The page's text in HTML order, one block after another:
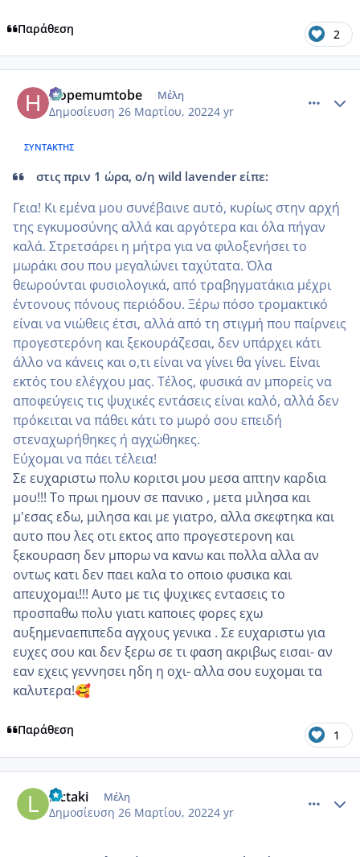
Παράθεση 2
Hopemumtobe Μέλη
Δημοσίευση 26 Μαρτίου, 20224 yr
ΣΥΝΤΆΚΤΗΣ
στις πριν 1 ώρα, ο/η wild lavender είπε:
Γεια! Κι εμένα μου συνέβαινε αυτό, κυρίως στην αρχή
της εγκυμοσύνης αλλά και αργότερα και όλα πήγαν
καλά. Στρετσάρει η μήτρα για να φιλοξενήσει το
μωράκι σου που μεγαλώνει ταχύτατα. Όλα
θεωρούνται φυσιολογικά, από τραβηγματάκια μέχρι
έντονους πόνους περιόδου. Ξέρω πόσο τρομακτικό
είναι να νιώθεις έτσι, αλλά από τη στιγμή που παίρνεις
προγεστερόνη και ξεκουράζεσαι, δεν υπάρχει κάτι
άλλο να κάνεις και ο,τι είναι να γίνει θα γίνει. Είναι
εκτός του ελέγχου μας. Τέλος, φυσικά αν μπορείς να
αποφεύγεις τις ψυχικές εντάσεις είναι καλό, αλλά δεν
πρόκειται να πάθει κάτι το μωρό σου επειδή
στεναχωρήθηκες ή αγχώθηκες.
Εύχομαι να πάει τέλεια!
Σε ευχαριστω πολυ κοριτσι μου μεσα απτην καρδια
μου!!! Το πρωι ημουν σε πανικο , μετα μιλησα και
μ'εσας εδω, μιλησα και με γιατρο, αλλα σκεφτηκα και
αυτο που λες οτι εκτος απο προγεστερονη και
ξεκουραση δεν μπορω να κανω και πολλα αλλα αν
οντως κατι δεν παει καλα το οποιο φυσικα και
απευχομαι!!! Αυτο με τις ψυχικες εντασεις το
προσπαθω πολυ γιατι καποιες φορες εχω
αυξημεναεπιπεδα αγχους γενικα . Σε ευχαριστω για
ευχες σου και δεν ξερω σε τι φαση ακριβως εισαι- αν
εαν εχεις γεννησει ηδη η οχι- αλλα σου ευχομαι τα
καλυτερα!🥰
Παράθεση 1
lactaki Μέλη
Δημοσίευση 26 Μαρτίου, 20224 yr